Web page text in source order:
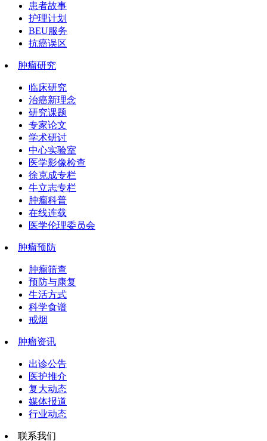
患者故事
护理计划
BEU服务
抗癌误区
肿瘤研究
临床研究
治癌新理念
研究课题
专家论文
学术研讨
中心实验室
医学影像检查
徐克成专栏
牛立志专栏
肿瘤科普
在线连载
医学伦理委员会
肿瘤预防
肿瘤筛查
预防与康复
生活方式
科学食谱
戒烟
肿瘤资讯
出诊公告
医护推介
复大动态
媒体报道
行业动态
联系我们